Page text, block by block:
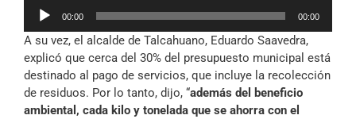
Reproductor
audio
00:00 00:00
A su vez, el alcalde de Talcahuano, Eduardo Saavedra,
explicó que cerca del 30% del presupuesto municipal está
destinado al pago de servicios, que incluye la recolección
de residuos. Por lo tanto, dijo, “además del beneficio
ambiental, cada kilo y tonelada que se ahorra con el